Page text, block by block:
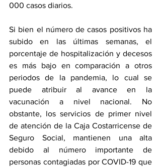
000 casos diarios.
Si bien el número de casos positivos ha
subido en las últimas semanas, el
porcentaje de hospitalización y decesos
es más bajo en comparación a otros
periodos de la pandemia, lo cual se
puede atribuir al avance en la
vacunación a nivel nacional. No
obstante, los servicios de primer nivel
de atención de la Caja Costarricense de
Seguro Social, mantienen una alta
debido al número importante de
personas contagiadas por COVID-19 que